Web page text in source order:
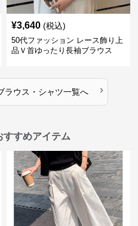
¥3,640 (税込)
50代ファッション レース飾り上
品Ｖ首ゆったり長袖ブラウス
ラウス・シャツ一覧へ ›
すすめアイテム